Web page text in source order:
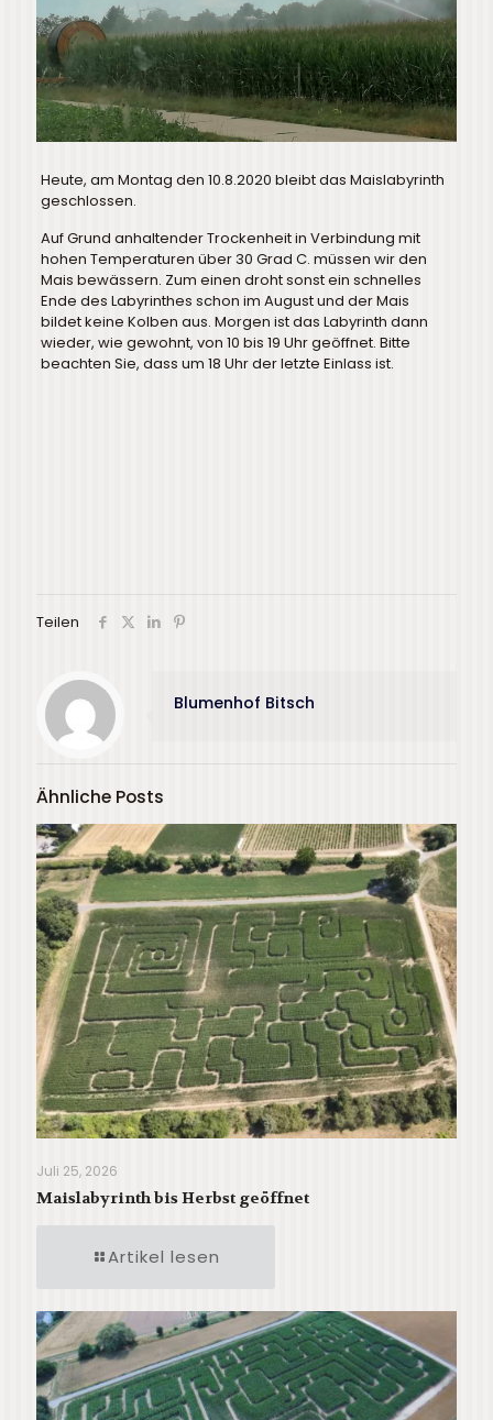
Heute, am Montag den 10.8.2020 bleibt das Maislabyrinth
geschlossen.
Auf Grund anhaltender Trockenheit in Verbindung mit
hohen Temperaturen über 30 Grad C. müssen wir den
Mais bewässern. Zum einen droht sonst ein schnelles
Ende des Labyrinthes schon im August und der Mais
bildet keine Kolben aus. Morgen ist das Labyrinth dann
wieder, wie gewohnt, von 10 bis 19 Uhr geöffnet. Bitte
beachten Sie, dass um 18 Uhr der letzte Einlass ist.
Teilen
Blumenhof Bitsch
Ähnliche Posts
Juli 25, 2026
Maislabyrinth bis Herbst geöffnet
Artikel lesen